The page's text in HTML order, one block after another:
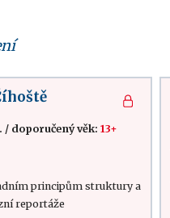
/ doporučený věk:13+
principům struktury a
reportáže